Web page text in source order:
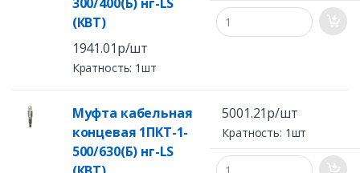
(КВТ)
1941.01р/шт
Кратность: 1шт
Муфта кабельная
концевая 1ПКТ-1-
500/630(Б) нг-LS
5001.21р/шт
Кратность: 1шт